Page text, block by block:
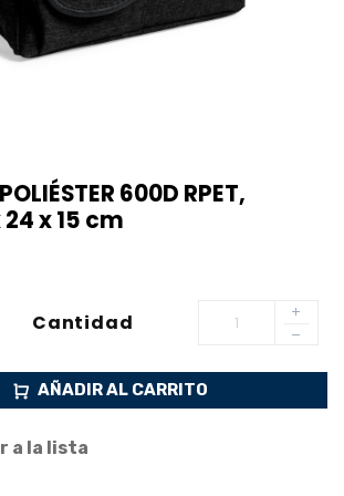
600D RPET,
24 x 15 cm
Cantidad
AÑADIR AL CARRITO
a la lista